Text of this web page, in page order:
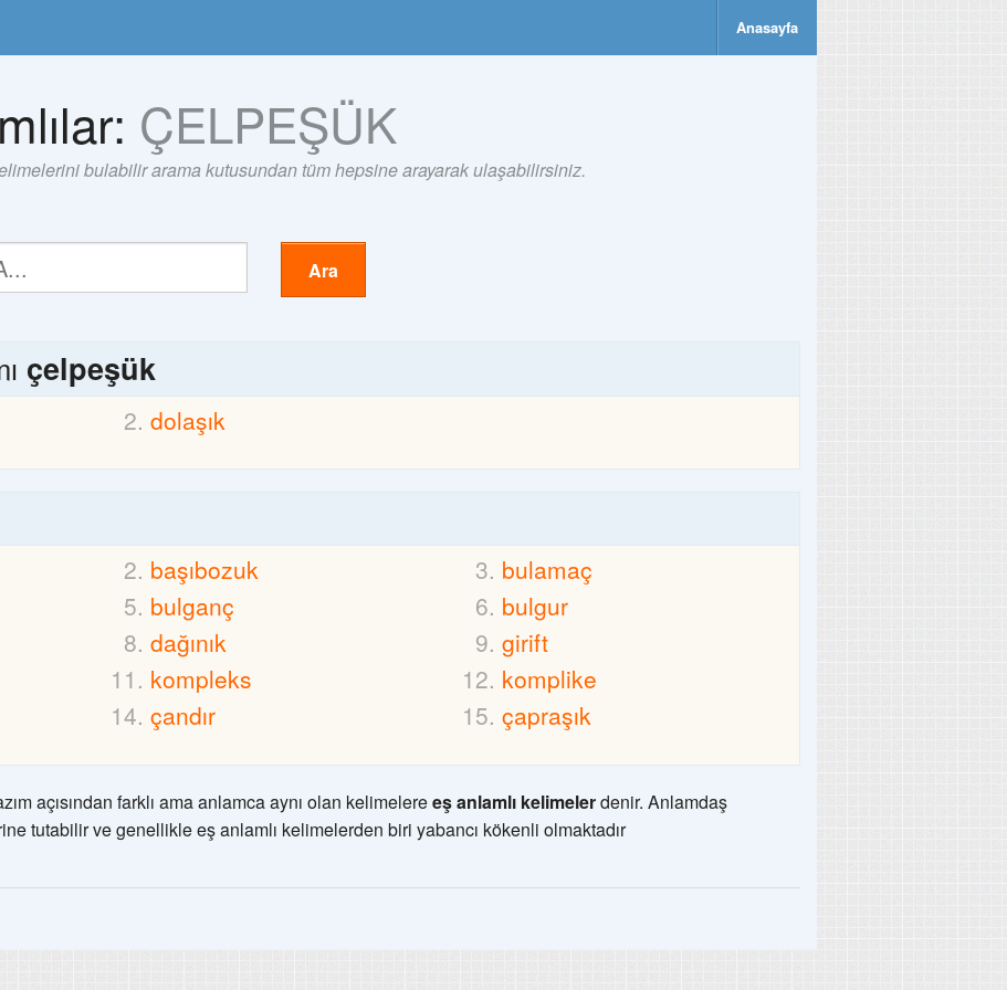
Anasayfa
ÇELPEŞÜK
bulabilir arama kutusundan tüm hepsine arayarak ulaşabilirsiniz.
Ara
çelpeşük
dolaşık
başıbozuk
bulamaç
bulganç
bulgur
dağınık
girift
kompleks
komplike
çandır çapraşık
açısından farklı ama anlamca aynı olan kelimelereeş anlamlı kelimelerdenir. Anlamdaş
tutabilir ve genellikle eş anlamlı kelimelerden biri yabancı kökenli olmaktadır